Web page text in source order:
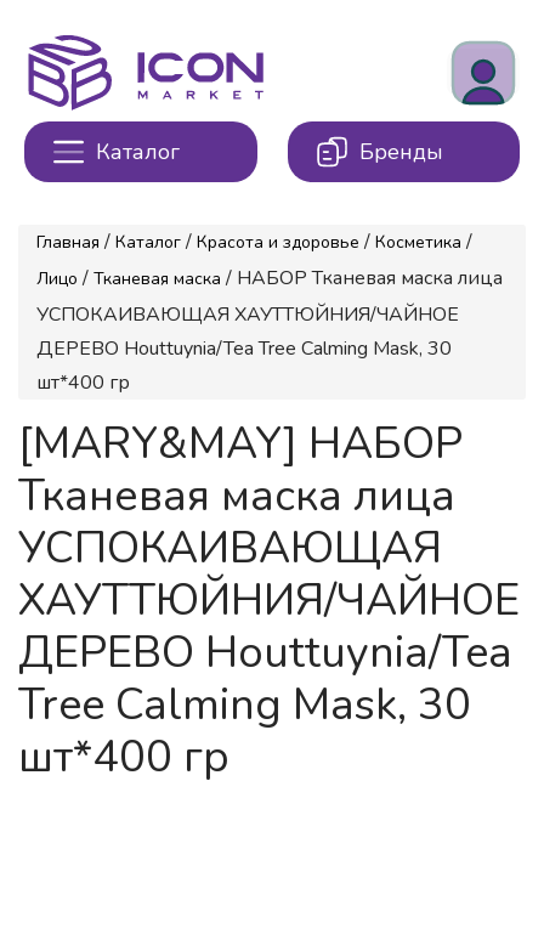
Каталог Бренды
Главная / Каталог / Красота и здоровье / Косметика /
Лицо / Тканевая маска / НАБОР Тканевая маска лица
УСПОКАИВАЮЩАЯ ХАУТТЮЙНИЯ/ЧАЙНОЕ
ДЕРЕВО Houttuynia/Tea Tree Calming Mask, 30
шт*400 гр
[MARY&MAY] НАБОР
Тканевая маска лица
УСПОКАИВАЮЩАЯ
ХАУТТЮЙНИЯ/ЧАЙНОЕ
ДЕРЕВО Houttuynia/Tea
Tree Calming Mask, 30
шт*400 гр